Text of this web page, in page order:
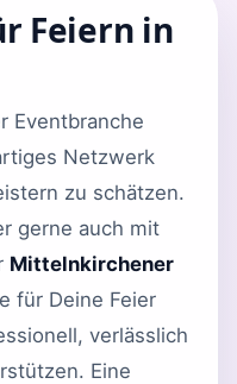
Feiern in
Eventbranche
Netzwerk
zu schätzen.
gerne auch mit
Mittelnkirchener
für Deine Feier
verlässlich
Eine